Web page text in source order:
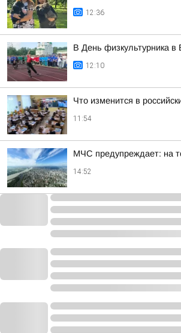
12:36
В День физкультурника
12:10
Что изменится в
11:54
МЧС предупреждает: на
14:52